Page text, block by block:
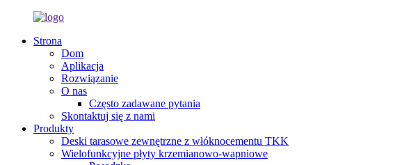
Strona
Dom
Aplikacja
Rozwiązanie
O nas
Często zadawane pytania
Skontaktuj się z nami
Produkty
Deski tarasowe zewnętrzne z włóknocementu TKK
Wielofunkcyjne płyty krzemianowo-wapniowe